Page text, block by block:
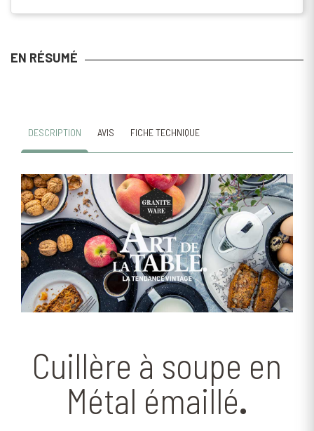
EN RÉSUMÉ
DESCRIPTION AVIS FICHE TECHNIQUE
Cuillère à soupe en
Métal émaillé.